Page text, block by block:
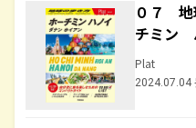
０７
チミン
Plat
2024.07.04